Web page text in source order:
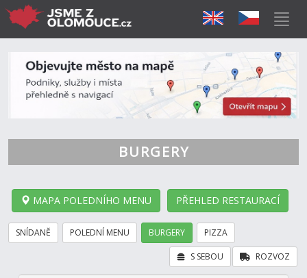
BURGERY
MAPA POLEDNÍHO MENU PŘEHLED RESTAURACÍ
SNÍDANĚ POLEDNÍ MENU BURGERY PIZZA
ROZVOZ
S SEBOU